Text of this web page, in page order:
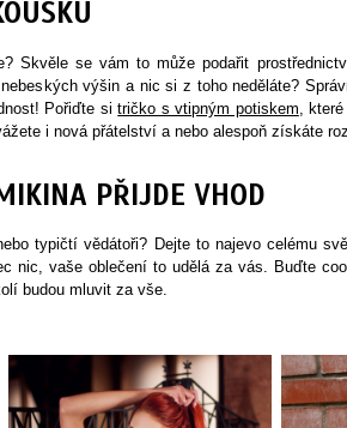
Skvěle se vám to může podařit
výšin a nic si z toho neděláte?
Pořiďte sitričko s vtipným potiskem ,
i nová přátelství a nebo alespoň získáte
PŘIJDE VHOD
typičtí vědátoři? Dejte to najevo celému
nic, vaše oblečení to udělá za vás. Buďte
budou mluvit za vše.